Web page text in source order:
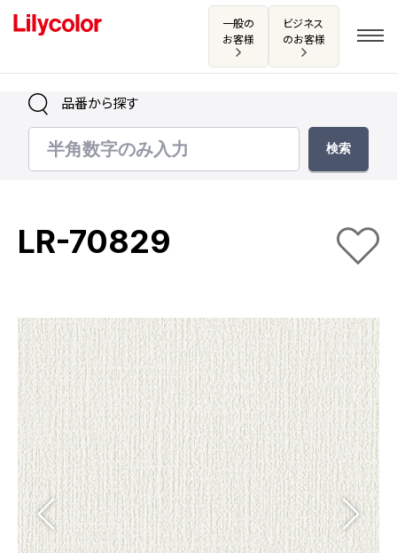
一般の
お客様
ビジネス
のお客様
ログイン・新規会員登録
お気に入り
商品を探す
商品を探す トップ
壁紙
カーテン
床材
ブランド・コレクション
Lilycolor Coordinate 着せ替えシミュレーション
カタログ一覧
カタログ一覧 トップ
壁紙
カーテン
床材
サステナブル商品
施工事例
施工事例 トップ
医療・福祉施設
ホテル・オフィス・店舗
リリカラノート
品番から探す
LR-70829